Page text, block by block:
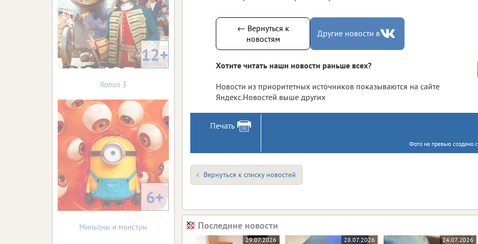
← Вернуться к
новостям
Другие новости в
Хотите читать наши новости раньше всех?
Новости из приоритетных источников показываются на сайте
Яндекс.Новостей выше других
Печать
Фото на превью создано
Вернуться к списку новостей
Последние новости
29.07.2026 28.07.2026 24.07.2026
12+
Холоп 3
6+
Миньоны и монстры